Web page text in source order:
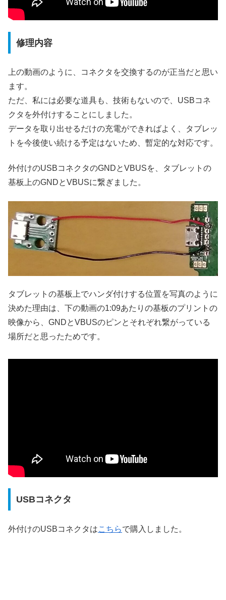
修理内容
上の動画のように、コネクタを交換するのが正当だと思い
ます。
ただ、私には必要な道具も、技術もないので、USBコネ
クタを外付けすることにしました。
データを取り出せるだけの充電ができればよく、タブレッ
トを今後使い続ける予定はないため、暫定的な対応です。
外付けのUSBコネクタのGNDとVBUSを、タブレットの
基板上のGNDとVBUSに繋ぎました。
タブレットの基板上でハンダ付けする位置を写真のように
決めた理由は、下の動画の1:09あたりの基板のプリントの
映像から、GNDとVBUSのピンとそれぞれ繋がっている
場所だと思ったためです。
USBコネクタ
外付けのUSBコネクタはこちらで購入しました。